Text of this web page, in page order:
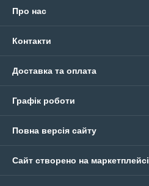
Про нас
Контакти
Доставка та оплата
Графік роботи
Повна версія сайту
Сайт створено на маркетплейсі